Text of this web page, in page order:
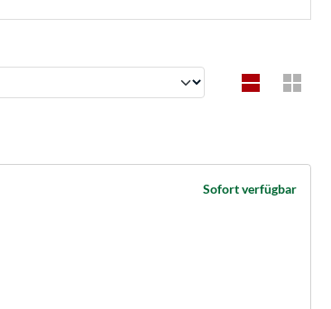
Sofort verfügbar